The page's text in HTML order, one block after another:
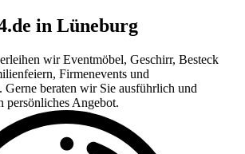
in Lüneburg
wir Eventmöbel, Geschirr, Besteck
Firmenevents und
Gerne beraten wir Sie ausführlich und
persönliches Angebot.